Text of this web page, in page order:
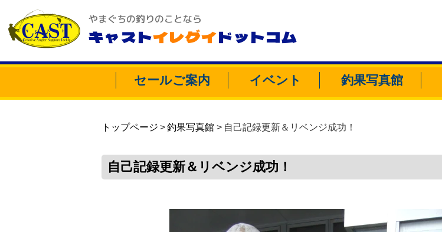
やまぐちの釣りのことなら
キャストイレグイドットコム
セールご案内 イベント 釣果写真館
トップページ 釣果写真館 自己記録更新＆リベンジ成功！
自己記録更新＆リベンジ成功！